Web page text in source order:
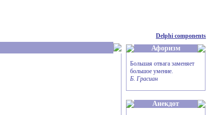
Delphi components
Афоризм
Большая отвага заменяет
большое умение.
Б. Грасиан
Анекдот